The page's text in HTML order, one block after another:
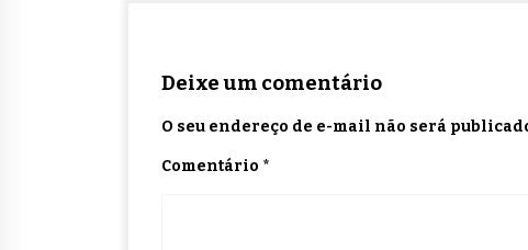
Deixe um comentário
O seu endereço de e-mail não será
Comentário *